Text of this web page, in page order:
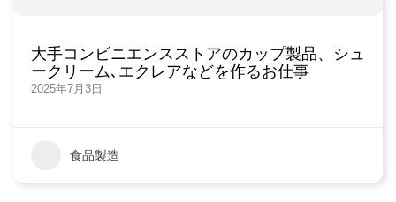
2025年7月3日
大手コンビニエンスストアのカップ製品、シュ
ークリーム､エクレアなどを作るお仕事
食品製造